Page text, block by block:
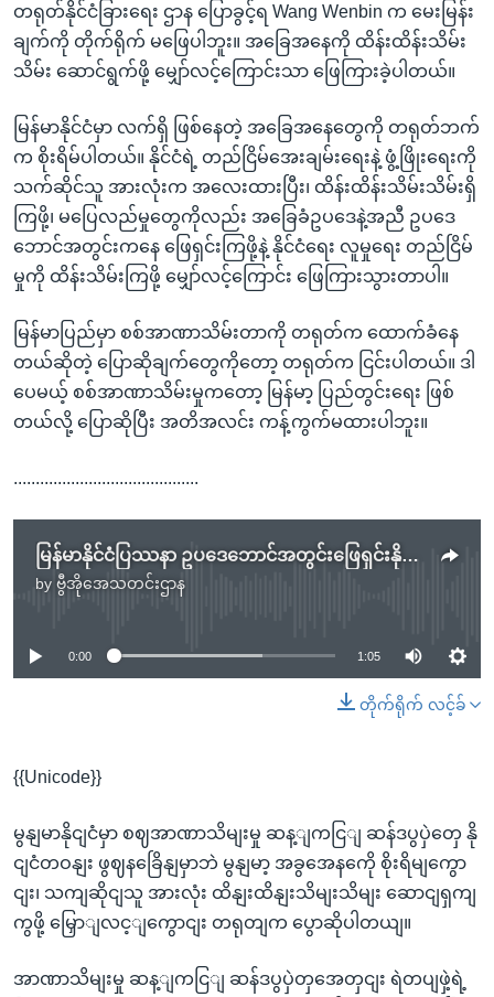
တရုတ်နိုင်ငံခြားရေး ဌာန ပြောခွင့်ရ Wang Wenbin က မေးမြန်း
ချက်ကို တိုက်ရိုက် မဖြေပါဘူး။ အခြေအနေကို ထိန်းထိန်းသိမ်း
သိမ်း ဆောင်ရွက်ဖို့ မျှော်လင့်ကြောင်းသာ ဖြေကြားခဲ့ပါတယ်။
မြန်မာနိုင်ငံမှာ လက်ရှိ ဖြစ်နေတဲ့ အခြေအနေတွေကို တရုတ်ဘက်
က စိုးရိမ်ပါတယ်။ နိုင်ငံရဲ့ တည်ငြိမ်အေးချမ်းရေးနဲ့ ဖွံ့ဖြိုးရေးကို
သက်ဆိုင်သူ အားလုံးက အလေးထားပြီး၊ ထိန်းထိန်းသိမ်းသိမ်းရှိ
ကြဖို့၊ မပြေလည်မှုတွေကိုလည်း အခြေခံဥပဒေနဲ့အညီ ဥပဒေ
ဘောင်အတွင်းကနေ ဖြေရှင်းကြဖို့နဲ့ နိုင်ငံရေး လူမှုရေး တည်ငြိမ်
မှုကို ထိန်းသိမ်းကြဖို့ မျှော်လင့်ကြောင်း ဖြေကြားသွားတာပါ။
မြန်မာပြည်မှာ စစ်အာဏာသိမ်းတာကို တရုတ်က ထောက်ခံနေ
တယ်ဆိုတဲ့ ပြောဆိုချက်တွေကိုတော့ တရုတ်က ငြင်းပါတယ်။ ဒါ
ပေမယ့် စစ်အာဏာသိမ်းမှုကတော့ မြန်မာ့ ပြည်တွင်းရေး ဖြစ်
တယ်လို့ ပြောဆိုပြီး အတိအလင်း ကန့်ကွက်မထားပါဘူး။
..........................................
မြန်မာနိုင်ငံပြဿနာ ဥပဒေဘောင်အတွင်းဖြေရှင်းနိုင်ဖို့ တရုတ်မျှော်လင့်
by ဗွီအိုအေသတင်းဌာန
No media source currently available
0:00 1:05
တိုက်ရိုက် လင့်ခ်
{{Unicode}}
မွနျမာနိုငျငံမှာ စဈအာဏာသိမျးမှု ဆန့ျကငြျ ဆန်ဒပွပှဲတှေ နို
ငျငံတဝနျး ဖွဈနခြေိနျမှာဘဲ မွနျမာ့ အခွအေနကေို စိုးရိမျကွော
ငျး၊ သကျဆိုငျသူ အားလုံး ထိနျးထိနျးသိမျးသိမျး ဆောငျရှကျ
ကွဖို့ မြှောျလင့ျကွောငျး တရုတျက ပွောဆိုပါတယျ။
အာဏာသိမျးမှု ဆန့ျကငြျ ဆန်ဒပွပှဲတှအေတှငျး ရဲတပျဖှဲ့ရဲ့